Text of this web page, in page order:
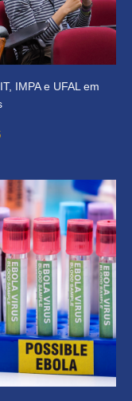
IMPA e UFAL em